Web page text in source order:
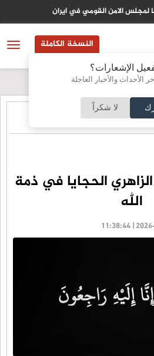
الإشعارات؟
الأحداث والأخبار العاجلة
لا شكراً
الامن القومي في ايران
النسخة الكاملة
الحجايا في ذمة
الله